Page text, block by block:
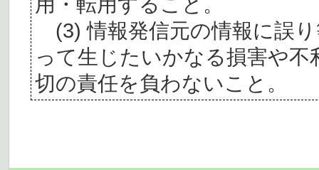
(3) 情報発信元の情報に誤
って生じたいかなる損害や
切の責任を負わないこと。